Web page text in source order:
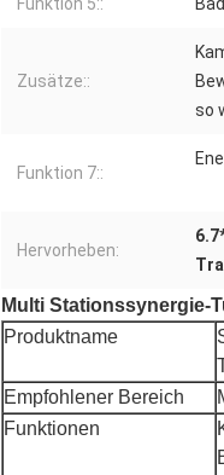
Funktion 5::
Zusätze::
so
Funktion 7::
Hervorheben:
Multi Stationssynergie-
Produktname
Empfohlener Bereich
Funktionen